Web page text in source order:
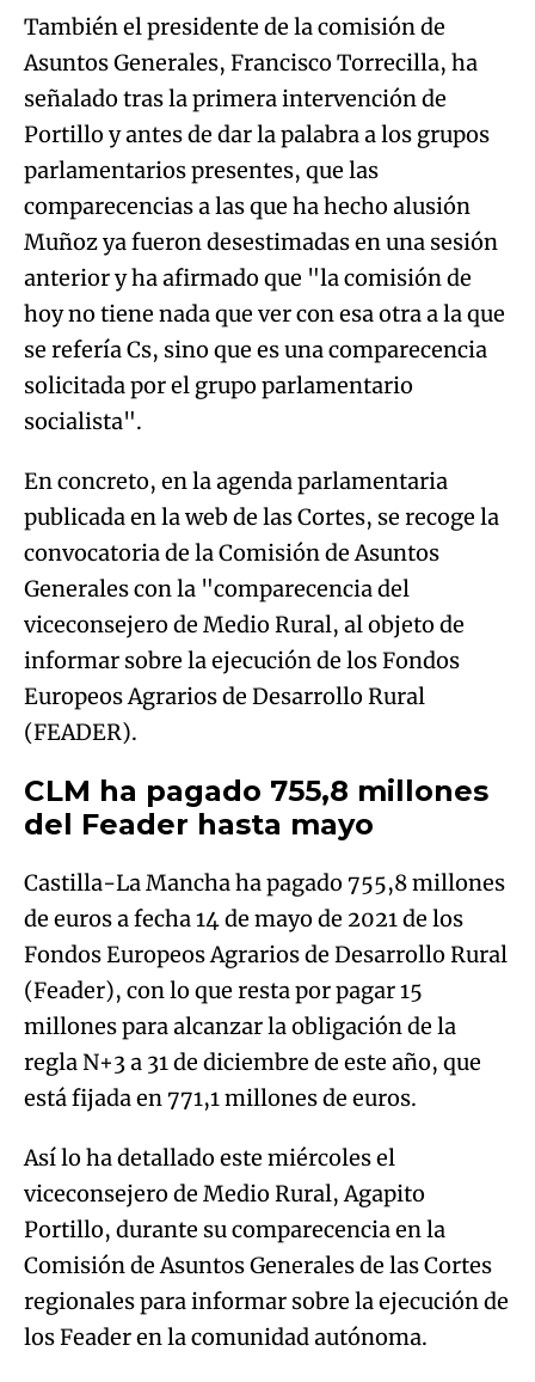
También el presidente de la comisión de
Asuntos Generales, Francisco Torrecilla, ha
señalado tras la primera intervención de
Portillo y antes de dar la palabra a los grupos
parlamentarios presentes, que las
comparecencias a las que ha hecho alusión
Muñoz ya fueron desestimadas en una sesión
anterior y ha afirmado que "la comisión de
hoy no tiene nada que ver con esa otra a la que
se refería Cs, sino que es una comparecencia
solicitada por el grupo parlamentario
socialista".
En concreto, en la agenda parlamentaria
publicada en la web de las Cortes, se recoge la
convocatoria de la Comisión de Asuntos
Generales con la "comparecencia del
viceconsejero de Medio Rural, al objeto de
informar sobre la ejecución de los Fondos
Europeos Agrarios de Desarrollo Rural
(FEADER).
CLM ha pagado 755,8 millones
del Feader hasta mayo
Castilla-La Mancha ha pagado 755,8 millones
de euros a fecha 14 de mayo de 2021 de los
Fondos Europeos Agrarios de Desarrollo Rural
(Feader), con lo que resta por pagar 15
millones para alcanzar la obligación de la
regla N+3 a 31 de diciembre de este año, que
está fijada en 771,1 millones de euros.
Así lo ha detallado este miércoles el
viceconsejero de Medio Rural, Agapito
Portillo, durante su comparecencia en la
Comisión de Asuntos Generales de las Cortes
regionales para informar sobre la ejecución de
los Feader en la comunidad autónoma.